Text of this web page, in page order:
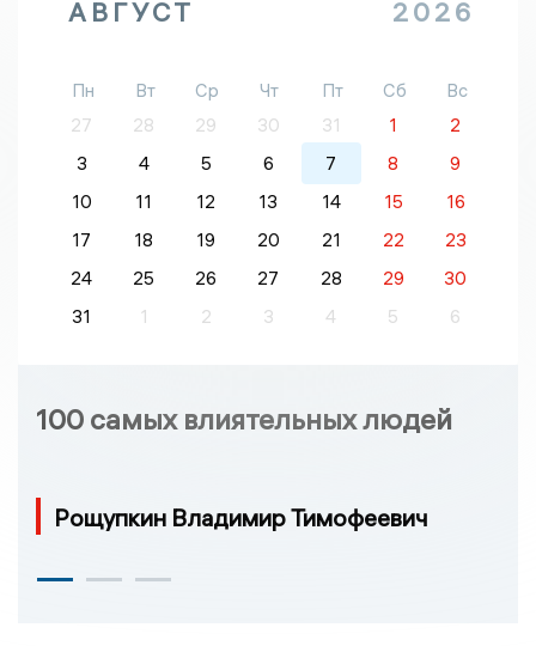
АВГУСТ 2026
Пн Вт Ср Чт Пт Сб
Вс
27
28 29 30 31 1
2
3
4 5 6 7 8
9
10
11 12 13 14 15
16
17
18 19 20 21 22
23
24
25 26 27 28 29
30
31
1 2 3 4 5 6
100 самых влиятельных людей
Рощупкин Владимир Тимофеевич